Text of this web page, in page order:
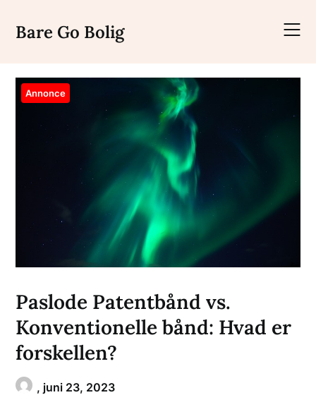
content
Bare Go Bolig
Annonce
Paslode Patentbånd vs.
Konventionelle bånd: Hvad er
forskellen?
, juni 23, 2023